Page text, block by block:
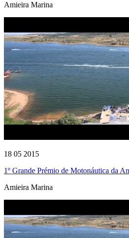
Amieira Marina
18 05 2015
1º Grande Prémio de Motonáutica da
Amieira Marina